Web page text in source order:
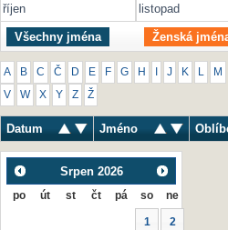
říjen
listopad
Všechny jména Ženská
A B C Č D E F G H J K M
V W X Y Z Ž
Datum Jméno
Srpen 2026
po út st čt pá so ne
1 2